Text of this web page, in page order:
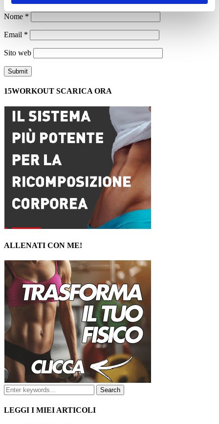
Nome *
Email *
Sito web
15WORKOUT SCARICA ORA
ALLENATI CON ME!
LEGGI I MIEI ARTICOLI